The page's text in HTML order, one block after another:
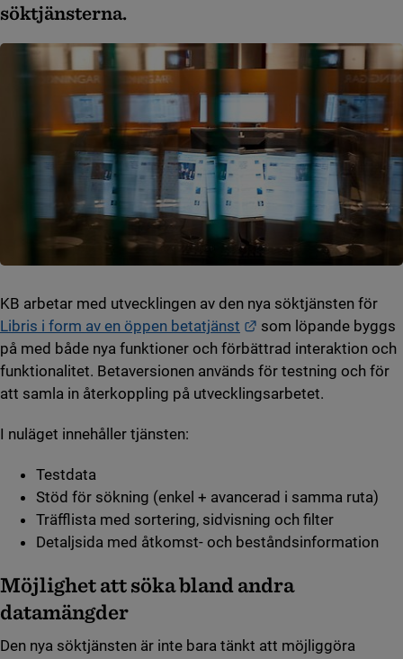
söktjänsterna.
KB arbetar med utvecklingen av den nya söktjänsten för
Libris i form av en öppen betatjänst
Länk till annan
som löpande byggs
på med både nya funktioner och förbättrad interaktion och
funktionalitet. Betaversionen används för testning och för
att samla in återkoppling på utvecklingsarbetet.
I nuläget innehåller tjänsten:
Testdata
Stöd för sökning (enkel + avancerad i samma ruta)
Träfflista med sortering, sidvisning och filter
Detaljsida med åtkomst- och beståndsinformation
Möjlighet att söka bland andra
datamängder
Den nya söktjänsten är inte bara tänkt att möjliggöra